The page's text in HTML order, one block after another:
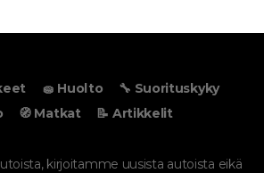
🧽 Huolto
🔧 Suorituskyky
🧭 Matkat 📝 Artikkelit
kirjoitamme uusista autoista eikä